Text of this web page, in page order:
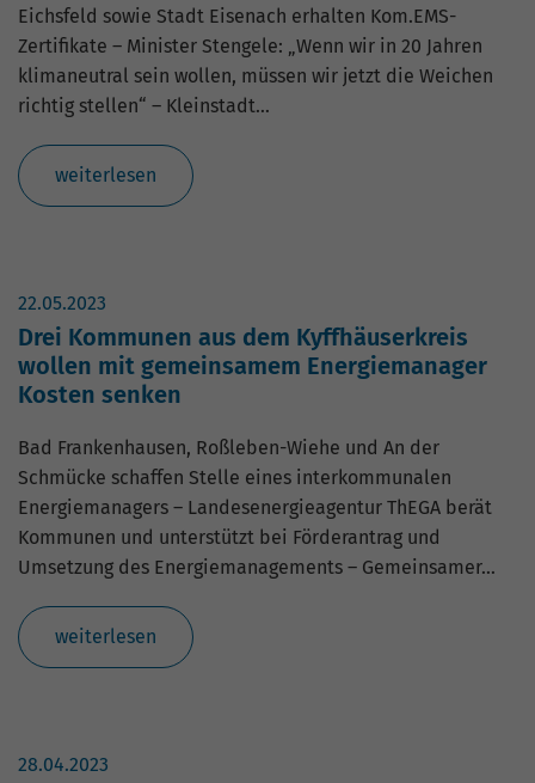
Eichsfeld sowie Stadt Eisenach erhalten Kom.EMS-
Zertifikate – Minister Stengele: „Wenn wir in 20 Jahren
klimaneutral sein wollen, müssen wir jetzt die Weichen
richtig stellen“ – Kleinstadt…
weiterlesen
22.05.2023
Drei Kommunen aus dem Kyffhäuserkreis
wollen mit gemeinsamem Energiemanager
Kosten senken
Bad Frankenhausen, Roßleben-Wiehe und An der
Schmücke schaffen Stelle eines interkommunalen
Energiemanagers – Landesenergieagentur ThEGA berät
Kommunen und unterstützt bei Förderantrag und
Umsetzung des Energiemanagements – Gemeinsamer…
weiterlesen
28.04.2023